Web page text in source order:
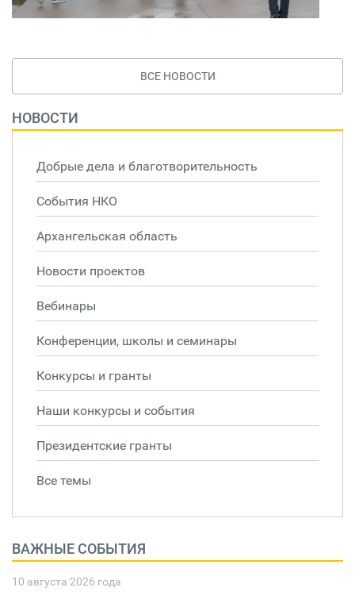
ВСЕ НОВОСТИ
НОВОСТИ
Добрые дела и благотворительность
События НКО
Архангельская область
Новости проектов
Вебинары
Конференции, школы и семинары
Конкурсы и гранты
Наши конкурсы и события
Президентские гранты
Все темы
ВАЖНЫЕ СОБЫТИЯ
10 августа 2026 года